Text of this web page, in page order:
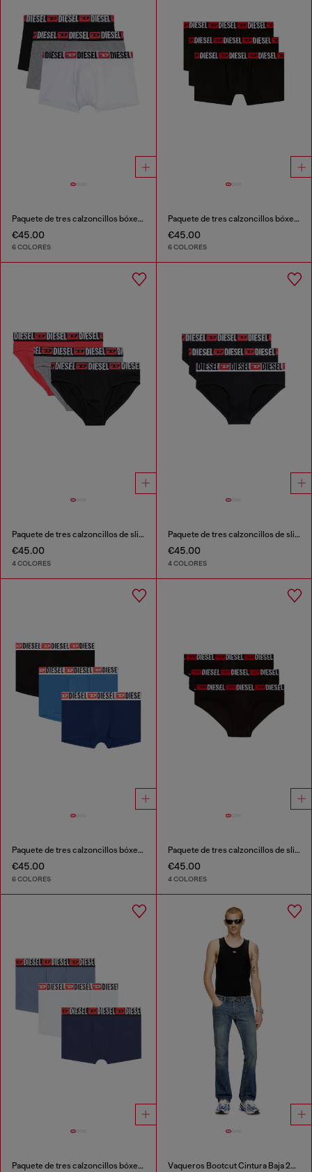
Paquete de tres calzoncillos bóxer con logotipo en la cintura
€45.00
6 COLORES
Paquete de tres calzoncillos bóxer con logotipo en la cintura
€45.00
6 COLORES
Paquete de tres calzoncillos de slip de color liso
€45.00
4 COLORES
Paquete de tres calzoncillos de slip de color liso
€45.00
4 COLORES
Paquete de tres calzoncillos bóxer con logotipo en la cintura
€45.00
6 COLORES
Paquete de tres calzoncillos de slip de color liso
€45.00
4 COLORES
Paquete de tres calzoncillos bóxer con logotipo en la cintura Vaqueros Bootcut Cintura Baja 2007 Zatiny